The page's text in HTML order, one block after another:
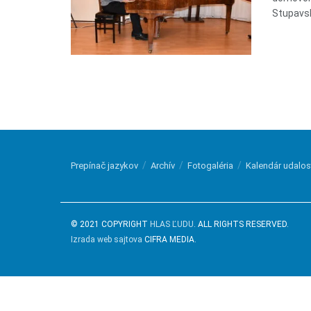
Prepínač jazykov Archív Fotogaléria Kalendár
© 2021 COPYRIGHT HLAS ĽUDU. ALL RIGHTS RESERVED.
Izrada web sajtova CIFRA MEDIA.